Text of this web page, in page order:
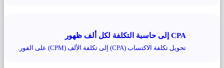
CPA إلى حاسبة التكلفة لكل ألف ظهور
تحويل تكلفة الاكتساب (CPA) إلى تكلفة الألف (CPM) على الفور.